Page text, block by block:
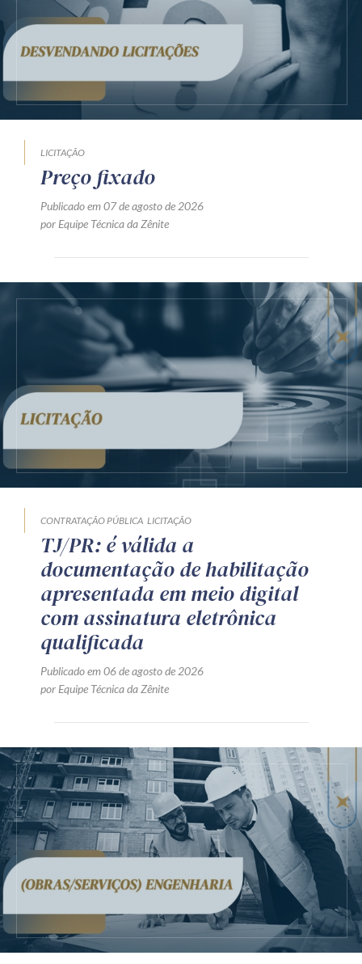
LICITAÇÃO
Preço fixado
Publicado em 07 de agosto de 2026
por Equipe Técnica da Zênite
CONTRATAÇÃO PÚBLICA LICITAÇÃO
TJ/PR: é válida a
documentação de habilitação
apresentada em meio digital
com assinatura eletrônica
qualificada
Publicado em 06 de agosto de 2026
por Equipe Técnica da Zênite